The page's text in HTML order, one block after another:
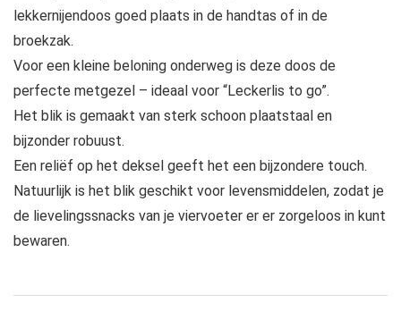
lekkernijendoos goed plaats in de handtas of in de
broekzak.
Voor een kleine beloning onderweg is deze doos de
perfecte metgezel – ideaal voor “Leckerlis to go”.
Het blik is gemaakt van sterk schoon plaatstaal en
bijzonder robuust.
Een reliëf op het deksel geeft het een bijzondere touch.
Natuurlijk is het blik geschikt voor levensmiddelen, zodat je
de lievelingssnacks van je viervoeter er er zorgeloos in kunt
bewaren.